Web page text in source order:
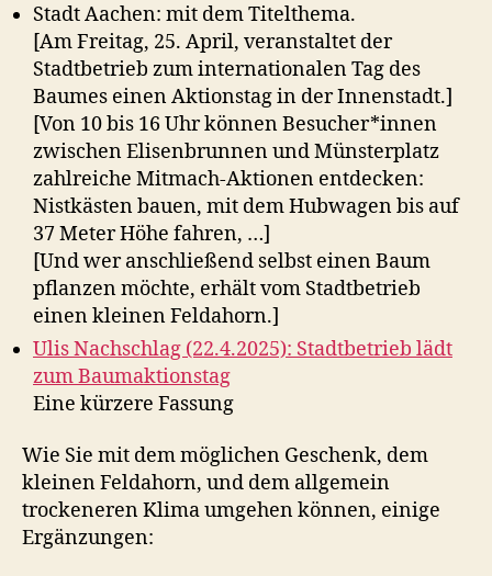
Stadt Aachen: mit dem Titelthema.
[Am Freitag, 25. April, veranstaltet der
Stadtbetrieb zum internationalen Tag des
Baumes einen Aktionstag in der Innenstadt.]
[Von 10 bis 16 Uhr können Besucher*innen
zwischen Elisenbrunnen und Münsterplatz
zahlreiche Mitmach-Aktionen entdecken:
Nistkästen bauen, mit dem Hubwagen bis auf
37 Meter Höhe fahren, …]
[Und wer anschließend selbst einen Baum
pflanzen möchte, erhält vom Stadtbetrieb
einen kleinen Feldahorn.]
Ulis Nachschlag (22.4.2025): Stadtbetrieb lädt
zum Baumaktionstag
Eine kürzere Fassung
Wie Sie mit dem möglichen Geschenk, dem
kleinen Feldahorn, und dem allgemein
trockeneren Klima umgehen können, einige
Ergänzungen: